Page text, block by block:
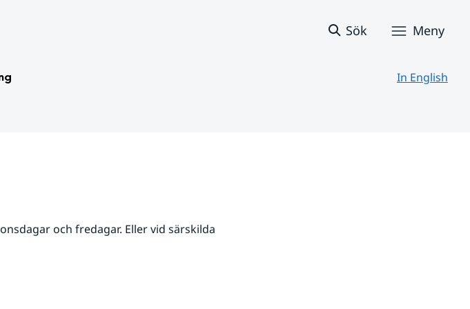
Sök Meny
In English
och fredagar. Eller vid särskilda